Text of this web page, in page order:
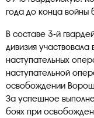
года до конца
В составе 3-й
дивизия
наступательных
наступательной
освобождении
За успешное
боях при